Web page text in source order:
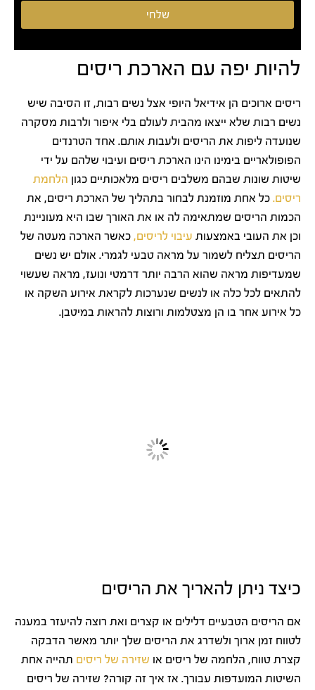
שלחי
להיות יפה עם הארכת ריסים
ריסים ארוכים הן אידיאל היופי אצל נשים רבות, זו הסיבה שיש
נשים רבות שלא ייצאו מהבית לעולם בלי איפור ולרבות מסקרה
שנועדה ליפות את הריסים ולעבות אותם. אחד הטרנדים
הפופולאריים בימינו הינו הארכת ריסים ועיבוי שלהם על ידי
שיטות שונות שבהם משלבים ריסים מלאכותיים כגון הלחמת
ריסים. כל אחת מוזמנת לבחור בתהליך של הארכת ריסים, את
הכמות הריסים שמתאימה לה או את האורך שבו היא מעוניינת
וכן את העובי באמצעות עיבוי לריסים, כאשר הארכה מעטה של
הריסים תצליח לשמור על מראה טבעי לגמרי. אולם יש נשים
שמעדיפות מראה שהוא הרבה יותר דרמטי ונועז, מראה שעשוי
להתאים לכל כלה או לנשים שנערכות לקראת אירוע השקה או
כל אירוע אחר בו הן מצטלמות ורוצות להראות במיטבן.
כיצד ניתן להאריך את הריסים
אם הריסים הטבעיים דלילים או קצרים ואת רוצה להיעזר במענה
לטווח זמן ארוך ולשדרג את הריסים שלך יותר מאשר הדבקה
קצרת טווח, הלחמה של ריסים או שזירה של ריסים תהייה אחת
השיטות המועדפות עבורך. אז איך זה קורה? שזירה של ריסים